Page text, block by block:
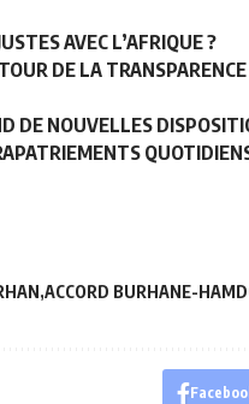
AVEC L’AFRIQUE ?
DE LA
DE NOUVELLES
ACCORD BURHANE-